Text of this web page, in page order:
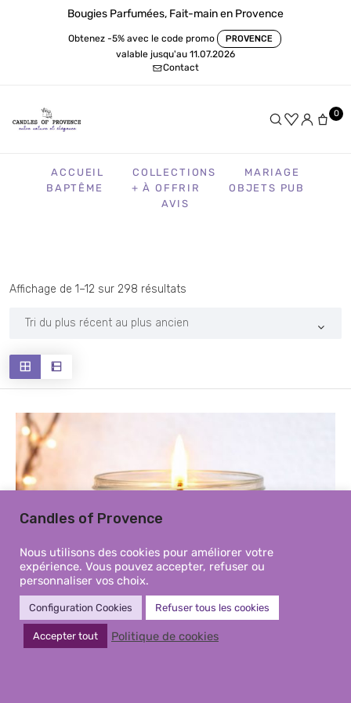
Bougies Parfumées, Fait-main en Provence
Obtenez -5% avec le code promo PROVENCE
valable jusqu'au 11.07.2026
Contact
0
ACCUEIL COLLECTIONS
MARIAGE
BAPTÊME
+ À OFFRIR
OBJETS PUB
AVIS
Affichage de 1–12 sur 298 résultats
plus
Candles of Provence
Nous utilisons des cookies pour améliorer votre
expérience. Vous pouvez accepter, refuser ou
personnaliser vos choix.
Configuration Cookies Refuser tous les cookies
Accepter tout Politique de cookies